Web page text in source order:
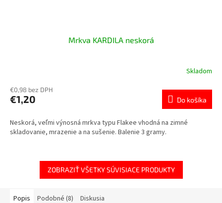
Mrkva KARDILA neskorá
Skladom
€0,98 bez DPH
€1,20 Do košíka
Neskorá, veľmi výnosná mrkva typu Flakee vhodná na zimné
skladovanie, mrazenie a na sušenie. Balenie 3 gramy.
ZOBRAZIŤ VŠETKY SÚVISIACE PRODUKTY
Popis Podobné (8) Diskusia